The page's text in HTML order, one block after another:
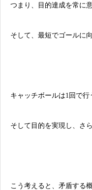
つまり、目的達成を常に
そして、最短でゴールに
キャッチボールは1回で行
そして目的を実現し、さ
こう考えると、矛盾する